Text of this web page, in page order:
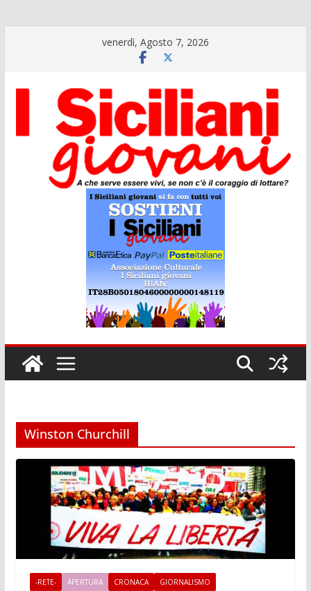
venerdì, Agosto 7, 2026
Winston Churchill
-RETE- APERTURA CRONACA GIORNALISMO